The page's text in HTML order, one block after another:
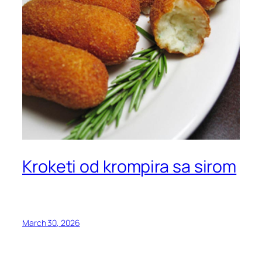
Kroketi od krompira sa sirom
March 30, 2026